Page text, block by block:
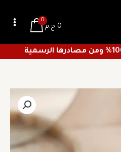
0 ج.م
0